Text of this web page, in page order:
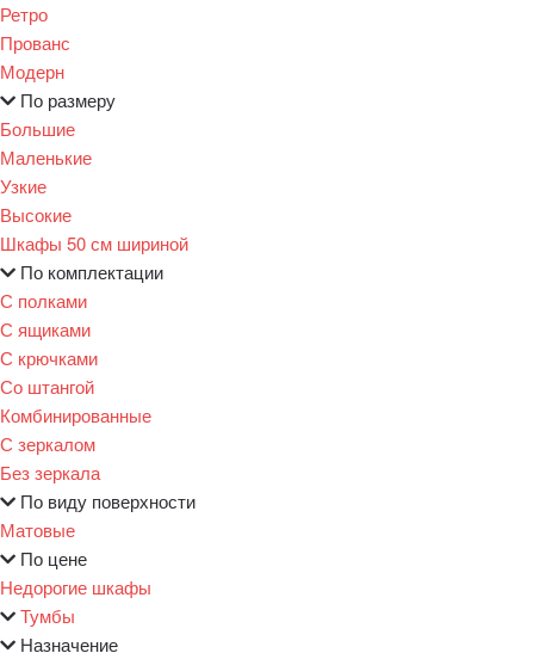
Ретро
Прованс
Модерн
По размеру
Большие
Маленькие
Узкие
Высокие
Шкафы 50 см шириной
По комплектации
С полками
С ящиками
С крючками
Со штангой
Комбинированные
С зеркалом
Без зеркала
По виду поверхности
Матовые
По цене
Недорогие шкафы
Тумбы
Назначение